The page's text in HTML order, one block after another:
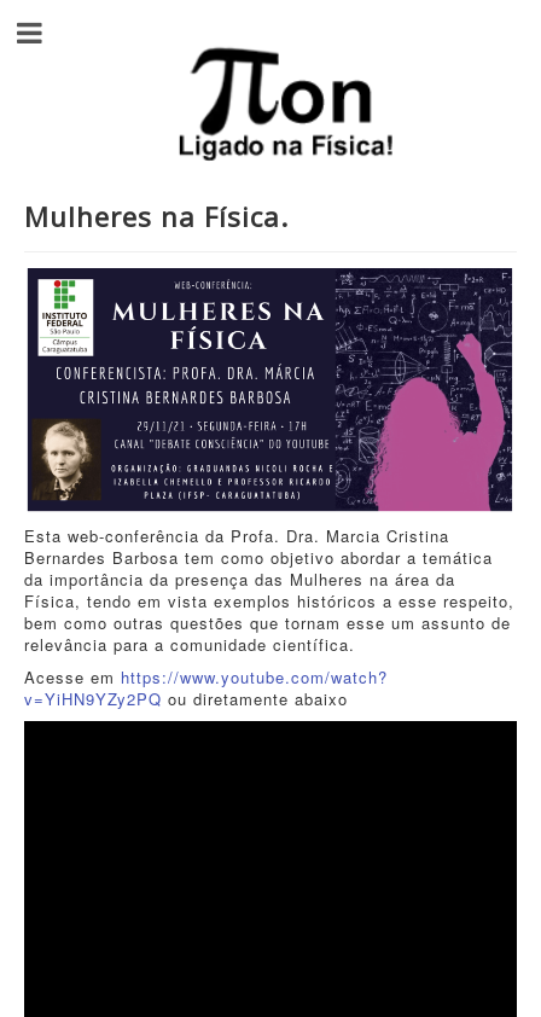
Mulheres na Física.
Esta web-conferência da Profa. Dra. Marcia Cristina
Bernardes Barbosa tem como objetivo abordar a temática
da importância da presença das Mulheres na área da
Física, tendo em vista exemplos históricos a esse respeito,
bem como outras questões que tornam esse um assunto de
relevância para a comunidade científica.
Acesse em https://www.youtube.com/watch?
v=YiHN9YZy2PQ ou diretamente abaixo